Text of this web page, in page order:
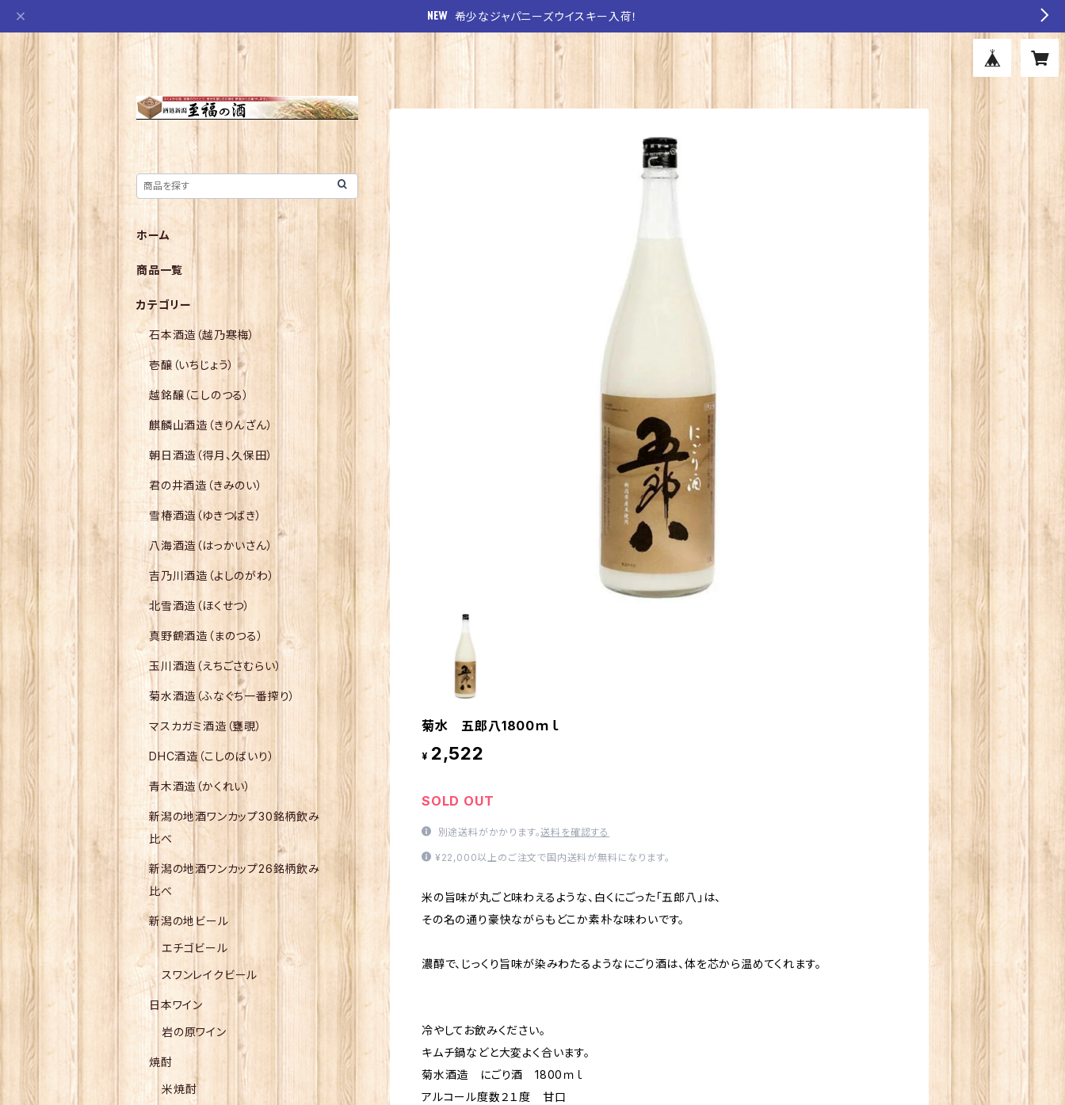
希少なジャパニーズウイスキー入荷！
菊水 五郎八1800ｍｌ
¥ 2,522
SOLD OUT
別途送料がかかります。送料を確認する
¥22,000以上のご注文で国内送料が無料になります。
米の旨味が丸ごと味わえるような、白くにごった「五郎八」は、
その名の通り豪快ながらもどこか素朴な味わいです。
濃醇で、じっくり旨味が染みわたるようなにごり酒は、体を芯から温めてくれます。
冷やしてお飲みください。
キムチ鍋などと大変よく合います。
菊水酒造 にごり酒 1800ｍｌ
アルコール度数２１度 甘口
ホーム
商品一覧
カテゴリー
石本酒造（越乃寒梅）
壱醸（いちじょう）
越銘醸（こしのつる）
麒麟山酒造（きりんざん）
朝日酒造（得月、久保田）
君の井酒造（きみのい）
雪椿酒造（ゆきつばき）
八海酒造（はっかいさん）
吉乃川酒造（よしのがわ）
北雪酒造（ほくせつ）
真野鶴酒造（まのつる）
玉川酒造（えちごさむらい）
菊水酒造（ふなぐち一番搾り）
マスカガミ酒造（甕覗）
DHC酒造（こしのばいり）
青木酒造（かくれい）
新潟の地酒ワンカップ30銘柄飲み
比べ
新潟の地酒ワンカップ26銘柄飲み
比べ
新潟の地ビール
エチゴビール
スワンレイクビール
日本ワイン
岩の原ワイン
焼酎
米焼酎